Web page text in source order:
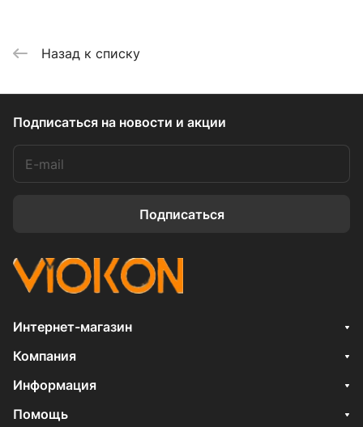
Назад к списку
Подписаться на новости и акции
Подписаться
Интернет-магазин
Компания
Информация
Помощь